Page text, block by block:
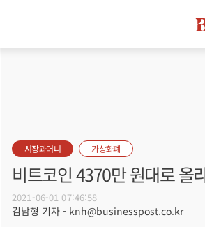
시장과머니 가상화폐
비트코인 4370만 원대로 올
2021-06-01 07:46:58
김남형 기자 - knh@businesspost.co.kr